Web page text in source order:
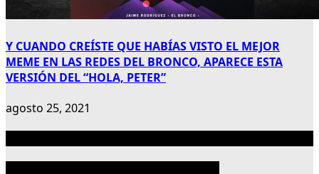
Y CUANDO CREÍSTE QUE HABÍAS VISTO EL MEJOR
MEME EN LAS REDES DEL BRONCO, APARECE ESTA
VERSIÓN DEL “HOLA, PETER”
agosto 25, 2021